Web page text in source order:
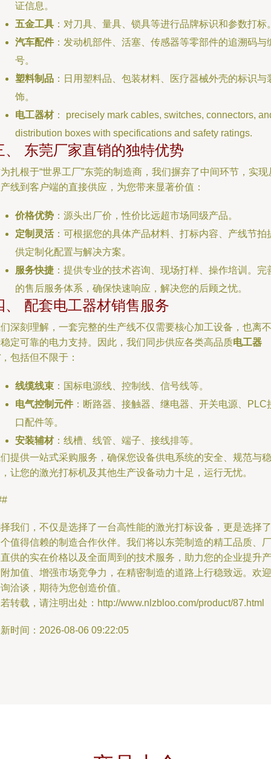
证信息。
五金工具 ：对刀具、量具、锁具等进行品牌标识和参数打标
汽车配件：发动机部件、活塞、传感器等零部件的追溯码与
号。
塑料制品 ：日用塑料品、包装材料、医疗器械外壳的标识与
饰。
电工器材： precisely mark cables, switches, connectors,
distribution boxes with specifications and safety ratings.
、 东莞厂家直销的独特优势
扎根于“世界工厂”东莞的制造商，我们摒弃了中间环节，实现
线到客户端的直接供应，为您带来显著价值：
价格优势 ：源头出厂价，性价比远超市场同级产品。
定制灵活：可根据您的具体产品材料、打标内容、产线节拍
供定制化配置与解决方案。
服务快捷 ：提供专业的技术咨询、现场打样、操作培训。完
的售后服务体系，确保快速响应，解决您的后顾之忧。
、 配套电工器材销售服务
深刻理解，一套完整的生产线不仅需要核心加工设备，也离不
定可靠的电力支持。因此，我们同步供应各类高品质电工器
，包括但不限于：
线缆线束 ：国标电源线、控制线、信号线等。
电气控制元件：断路器、接触器、继电器、开关电源、PLC
口配件等。
安装辅材：线槽、线管、端子、接线排等。
提供一站式采购服务，确保您设备供电系统的安全、规范与稳
让您的激光打标机及其他生产设备动力十足，运行无忧。
我们，不仅是选择了一台高性能的激光打标设备，更是选择了
值得信赖的制造合作伙伴。我们将以东莞制造的精工品质、厂
供的实在价格以及全面周到的技术服务，助力您的企业提升产
加值、增强市场竞争力，在精密制造的道路上行稳致远。欢迎
洽谈，期待为您创造价值。
转载，请注明出处：http://www.nlzbloo.com/product/87.html
时间：2026-08-06 09:22:05